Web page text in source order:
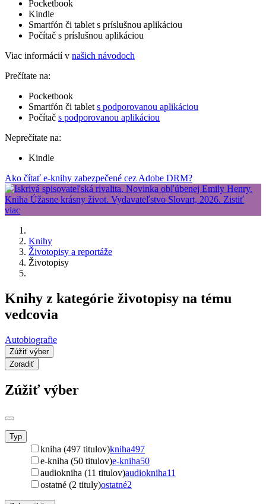
Pocketbook
Kindle
Smartfón či tablet s príslušnou aplikáciou
Počítač s príslušnou aplikáciou
Viac informácií v našich návodoch
Prečítate na:
Pocketbook
Smartfón či tablet s podporovanou aplikáciou
Počítač s podporovanou aplikáciou
Neprečítate na:
Kindle
Ako čítať e-knihy zabezpečené cez Adobe DRM?
Knihy
Životopisy a reportáže
Životopisy
Knihy z kategórie životopisy na tému
vedcovia
Autobiografie
Zúžiť výber
Zoradiť
Zúžiť výber
Typ
kniha (497 titulov)kniha497
e-kniha (50 titulov)e-kniha50
audiokniha (11 titulov)audiokniha11
ostatné (2 tituly)ostatné2